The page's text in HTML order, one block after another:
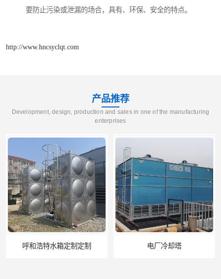
要防止污染或泄漏的场合，具有、环保、安全的特点。
http://www.hncsyclqt.com
产品推荐
Development, design, production and sales in one of the manufacturing
enterprises
电厂冷却塔 郑州喷淋泵厂家